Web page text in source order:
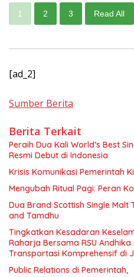
1 2 3 Read All
[ad_2]
Sumber Berita
Berita Terkait
Peraih Dua Kali World’s Best
Resmi Debut di Indonesia
Krisis Komunikasi Pemerintah
Mengubah Ritual Pagi: Peran
Dua Brand Scottish Single Malt
and Tamdhu
Tingkatkan Kesadaran
Raharja Bersama RSU
Transportasi Komprehensif di
Public Relations di Pemerintah,